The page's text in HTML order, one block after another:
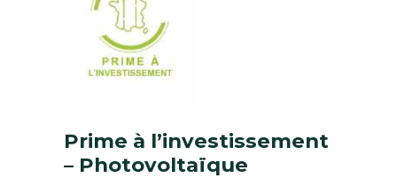
Prime à l’investissement
– Photovoltaïque